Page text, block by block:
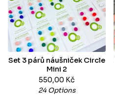
Set 3 párů náušniček Circle
Mini 2
550,00 Kč
24 Options